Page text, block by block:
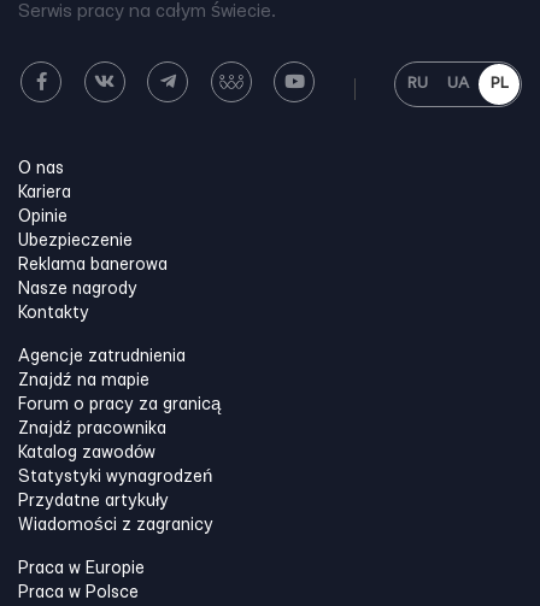
Serwis pracy na całym świecie.
RU UA PL
O nas
Kariera
Opinie
Ubezpieczenie
Reklama banerowa
Nasze nagrody
Kontakty
Agencje zatrudnienia
Znajdź na mapie
Forum o pracy za granicą
Znajdź pracownika
Katalog zawodów
Statystyki wynagrodzeń
Przydatne artykuły
Wiadomości z zagranicy
Praca w Europie
Praca w Polsce